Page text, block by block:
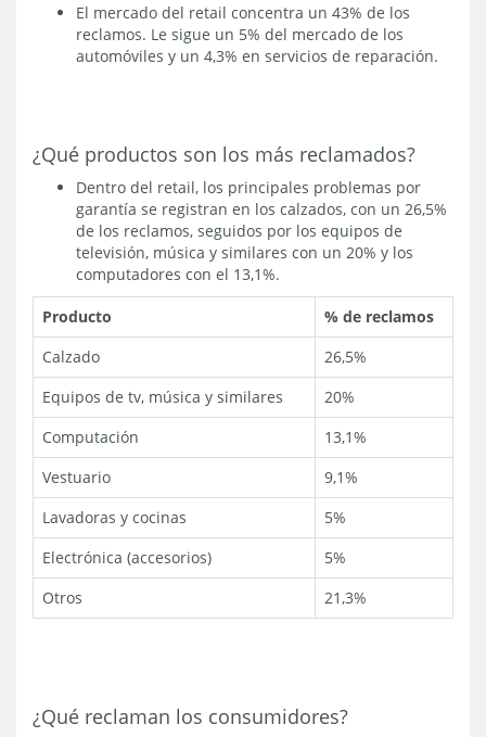
El mercado del retail concentra un 43% de los
reclamos. Le sigue un 5% del mercado de los
automóviles y un 4,3% en servicios de reparación.
¿Qué productos son los más reclamados?
Dentro del retail, los principales problemas por
garantía se registran en los calzados, con un 26,5%
de los reclamos, seguidos por los equipos de
televisión, música y similares con un 20% y los
computadores con el 13,1%.
Producto
% de reclamos
Calzado
26,5%
Equipos de tv, música y similares
20%
Computación
13,1%
Vestuario
9,1%
Lavadoras y cocinas
5%
Electrónica (accesorios)
5%
Otros
21,3%
¿Qué reclaman los consumidores?